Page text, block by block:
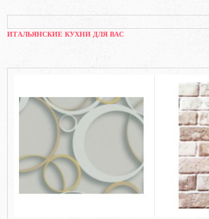
ИТАЛЬЯНСКИЕ КУХНИ ДЛЯ ВАС